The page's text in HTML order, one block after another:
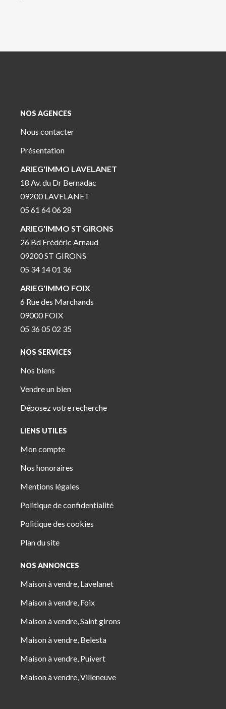
NOS AGENCES
Nous contacter
Présentation
ARIEG'IMMO LAVELANET
18 Av. du Dr Bernadac
09200 LAVELANET
05 61 64 06 28
ARIEG'IMMO ST GIRONS
26 Bd Frédéric Arnaud
09200 ST GIRONS
05 34 14 01 36
ARIEG'IMMO FOIX
6 Rue des Marchands
09000 FOIX
05 36 05 02 35
NOS SERVICES
Nos biens
Vendre un bien
Déposez votre recherche
LIENS UTILES
Mon compte
Nos honoraires
Mentions légales
Politique de confidentialité
Politique des cookies
Plan du site
NOS ANNONCES
Maison à vendre, Lavelanet
Maison à vendre, Foix
Maison à vendre, Saint girons
Maison à vendre, Belesta
Maison à vendre, Puivert
Maison à vendre, Villeneuve